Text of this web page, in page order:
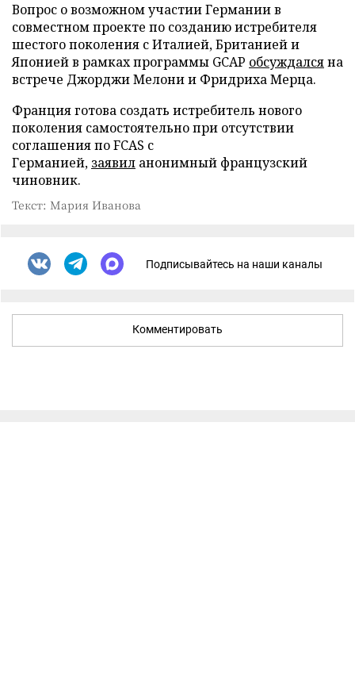
Вопрос о возможном участии Германии в
совместном проекте по созданию истребителя
шестого поколения с Италией, Британией и
Японией в рамках программы GCAP обсуждалсяна
встрече Джорджи Мелони и Фридриха Мерца.
Франция готова создать истребитель нового
поколения самостоятельно при отсутствии
соглашения по FCAS с
Германией, заявил анонимный французский
чиновник.
Текст: Мария Иванова
Подписывайтесь на наши каналы
Комментировать